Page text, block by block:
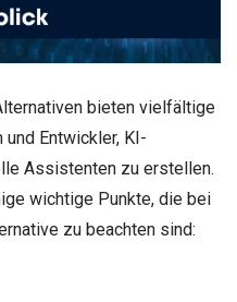
bieten vielfältige
Entwickler, KI-
Assistenten zu erstellen.
wichtige Punkte, die bei
zu beachten sind: